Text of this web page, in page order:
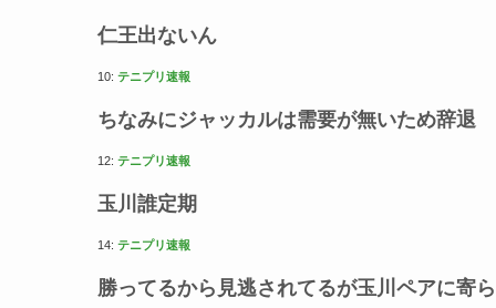
仁王出ないん
10: テニプリ速報
ちなみにジャッカルは需要が無いため辞退
12: テニプリ速報
玉川誰定期
14: テニプリ速報
勝ってるから見逃されてるが玉川ペアに寄